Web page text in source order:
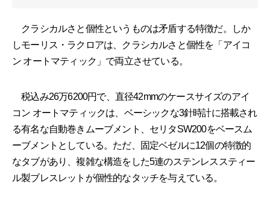
クラシカルさと個性というものは矛盾する特徴だ。しか
しモーリス・ラクロアは、クラシカルさと個性を「アイコ
ン オートマティック」で両立させている。
税込み26万6200円で、直径42mmのケースサイズのアイ
コン オートマティックは、ベーシックな3針時計に搭載され
る有名な自動巻きムーブメント、セリタSW200をベースム
ーブメントとしている。ただ、固定ベゼルに12個の特徴的
なタブがあり、複雑な構造をした5連のステンレススティー
ル製ブレスレットが個性的なタッチを与えている。